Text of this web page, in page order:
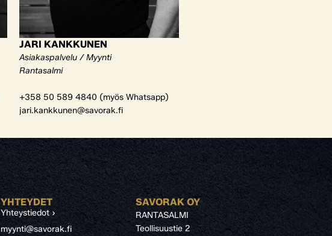
JARI KANKKUNEN
Asiakaspalvelu / Myynti
Rantasalmi
+358 50 589 4840 (myös Whatsapp)
jari.kankkunen@savorak.fi
YHTEYDET
Yhteystiedot ›
myynti@savorak.fi
SAVORAK OY
RANTASALMI
Teollisuustie 2